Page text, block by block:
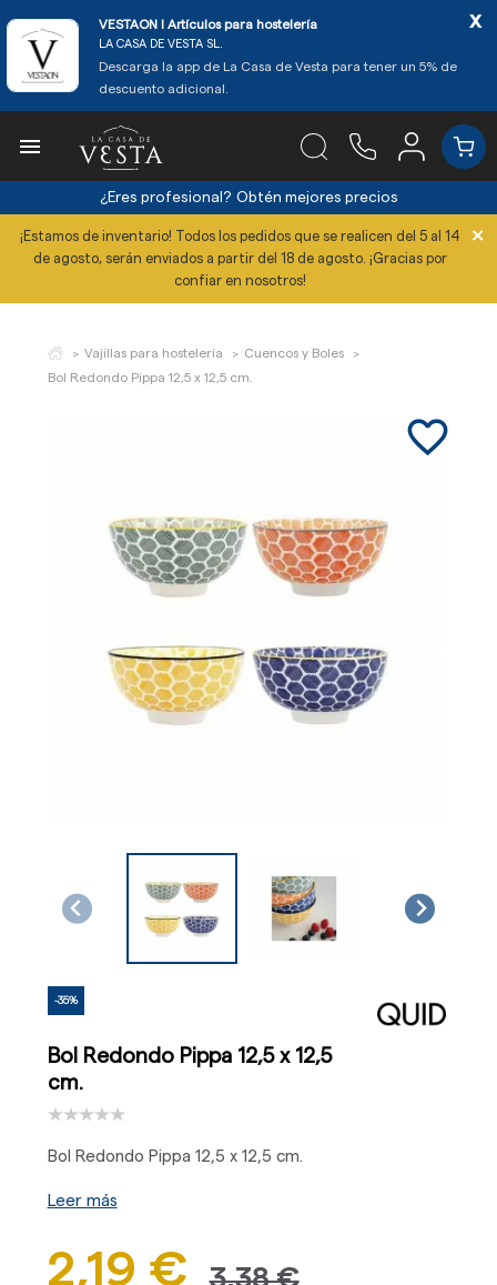
VESTAON l Artículos para hostelería
LA CASA DE VESTA SL.
Descarga la app de La Casa de Vesta para tener un 5% de
descuento adicional.
x

¿Eres profesional? Obtén mejores precios
¡Estamos de inventario! Todos los pedidos que se realicen del 5 al 14
de agosto, serán enviados a partir del 18 de agosto. ¡Gracias por
confiar en nosotros!
×
Vajillas para hostelería
Cuencos y Boles
Bol Redondo Pippa 12,5 x 12,5 cm.
favorite_border
-35%
Bol Redondo Pippa 12,5 x 12,5
cm.
Bol Redondo Pippa 12,5 x 12,5 cm.
Leer más
2,19 € 3,38 €